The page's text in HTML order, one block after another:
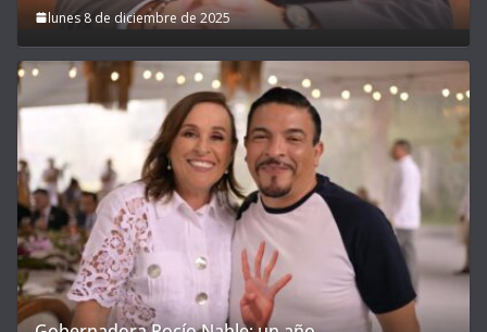
lunes 8 de diciembre de 2025